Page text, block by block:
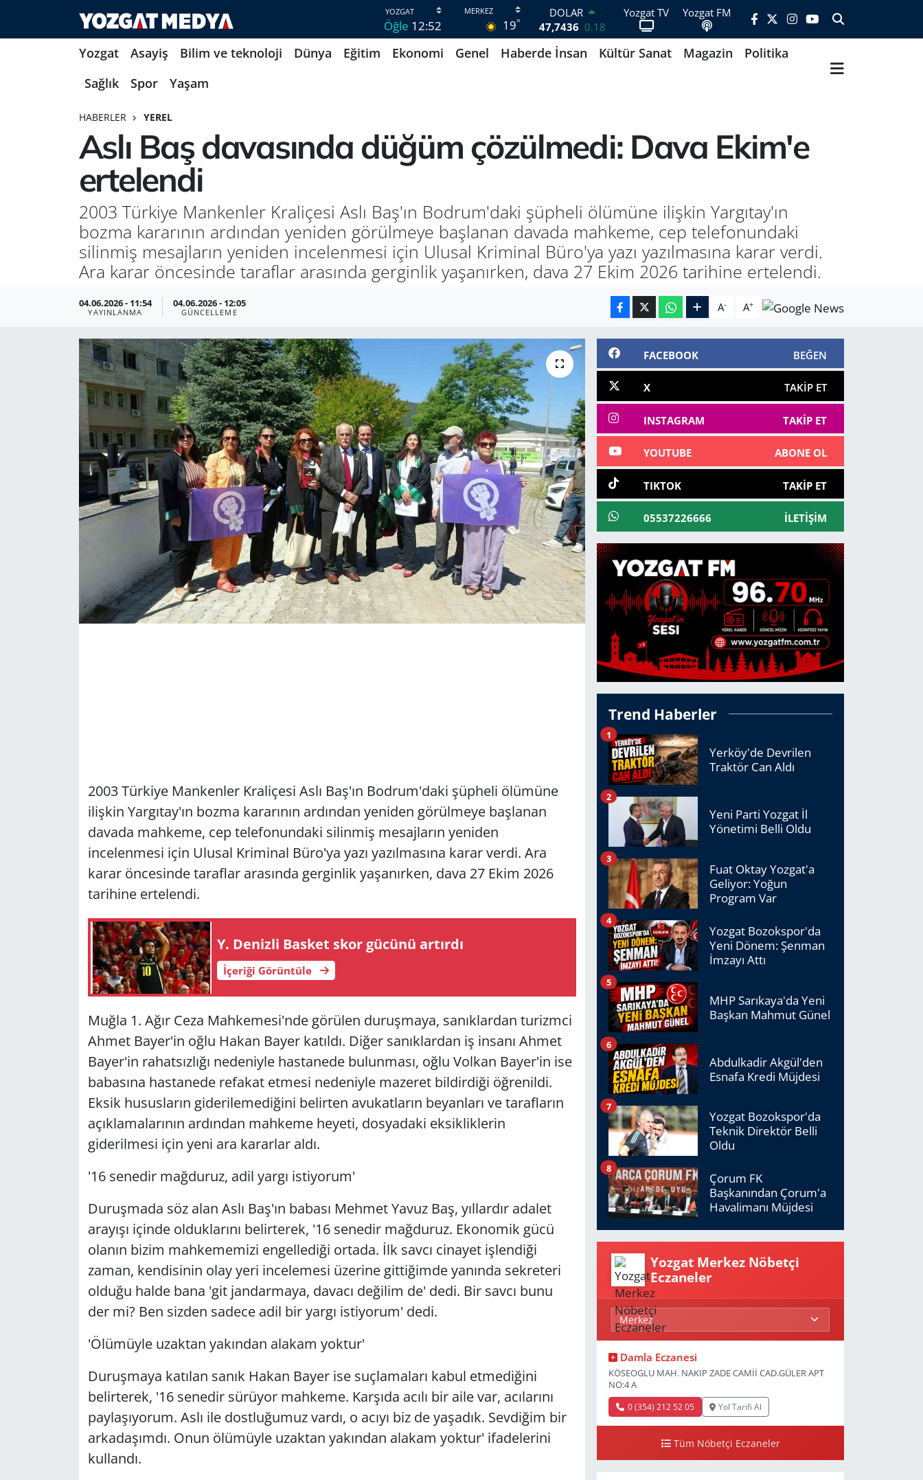
Öğle 12:52 19°
DOLAR
47,7436 0.18
EURO
55,2510 0.32
13.779 -14
BITCOIN
Yozgat TV Yozgat FM
Yozgat Asayiş Bilim ve teknoloji Dünya Eğitim Ekonomi Genel Haberde İnsan Kültür Sanat Magazin
Politika
Sağlık
Spor Yaşam
HABERLER YEREL
Aslı Baş davasında düğüm çözülmedi: Dava Ekim'e
ertelendi
2003 Türkiye Mankenler Kraliçesi Aslı Baş'ın Bodrum'daki şüpheli ölümüne ilişkin Yargıtay'ın
bozma kararının ardından yeniden görülmeye başlanan davada mahkeme, cep telefonundaki
silinmiş mesajların yeniden incelenmesi için Ulusal Kriminal Büro'ya yazı yazılmasına karar verdi.
Ara karar öncesinde taraflar arasında gerginlik yaşanırken, dava 27 Ekim 2026 tarihine ertelendi.
04.06.2026 - 11:54
YAYINLANMA
04.06.2026 - 12:05
GÜNCELLEME A- A+
2003 Türkiye Mankenler Kraliçesi Aslı Baş'ın Bodrum'daki şüpheli ölümüne
ilişkin Yargıtay'ın bozma kararının ardından yeniden görülmeye başlanan
davada mahkeme, cep telefonundaki silinmiş mesajların yeniden
incelenmesi için Ulusal Kriminal Büro'ya yazı yazılmasına karar verdi. Ara
karar öncesinde taraflar arasında gerginlik yaşanırken, dava 27 Ekim 2026
tarihine ertelendi.
Y. Denizli Basket skor gücünü artırdı
İçeriği Görüntüle
Muğla 1. Ağır Ceza Mahkemesi'nde görülen duruşmaya, sanıklardan turizmci
Ahmet Bayer'in oğlu Hakan Bayer katıldı. Diğer sanıklardan iş insanı Ahmet
Bayer'in rahatsızlığı nedeniyle hastanede bulunması, oğlu Volkan Bayer'in ise
babasına hastanede refakat etmesi nedeniyle mazeret bildirdiği öğrenildi.
Eksik hususların giderilemediğini belirten avukatların beyanları ve tarafların
açıklamalarının ardından mahkeme heyeti, dosyadaki eksikliklerin
giderilmesi için yeni ara kararlar aldı.
'16 senedir mağduruz, adil yargı istiyorum'
Duruşmada söz alan Aslı Baş'ın babası Mehmet Yavuz Baş, yıllardır adalet
arayışı içinde olduklarını belirterek, '16 senedir mağduruz. Ekonomik gücü
olanın bizim mahkememizi engellediği ortada. İlk savcı cinayet işlendiği
zaman, kendisinin olay yeri incelemesi üzerine gittiğimde yanında sekreteri
olduğu halde bana 'git jandarmaya, davacı değilim de' dedi. Bir savcı bunu
der mi? Ben sizden sadece adil bir yargı istiyorum' dedi.
'Ölümüyle uzaktan yakından alakam yoktur'
Duruşmaya katılan sanık Hakan Bayer ise suçlamaları kabul etmediğini
belirterek, '16 senedir sürüyor mahkeme. Karşıda acılı bir aile var, acılarını
paylaşıyorum. Aslı ile dostluğumuz vardı, o acıyı biz de yaşadık. Sevdiğim bir
arkadaşımdı. Onun ölümüyle uzaktan yakından alakam yoktur' ifadelerini
kullandı.
FACEBOOK BEĞEN
X TAKIP ET
INSTAGRAM TAKIP ET
YOUTUBE ABONE OL
TIKTOK TAKIP ET
05537226666 İLETIŞIM
Trend Haberler
Yerköy'de Devrilen
Traktör Can Aldı
1
Yeni Parti Yozgat İl
Yönetimi Belli Oldu
2
Fuat Oktay Yozgat'a
Geliyor: Yoğun
Program Var
3
Yozgat Bozokspor'da
Yeni Dönem: Şenman
İmzayı Attı
4
MHP Sarıkaya'da Yeni
Başkan Mahmut Günel
5
Abdulkadir Akgül'den
Esnafa Kredi Müjdesi
6
Yozgat Bozokspor'da
Teknik Direktör Belli
Oldu
7
Çorum FK
Başkanından Çorum'a
Havalimanı Müjdesi
8
Yozgat Merkez Nöbetçi
Eczaneler
Damla Eczanesi
KÖSEOGLU MAH. NAKIP ZADE CAMİİ CAD.GÜLER APT
NO:4 A
0 (354) 212 52 05 Yol Tarifi Al
Tüm Nöbetçi Eczaneler